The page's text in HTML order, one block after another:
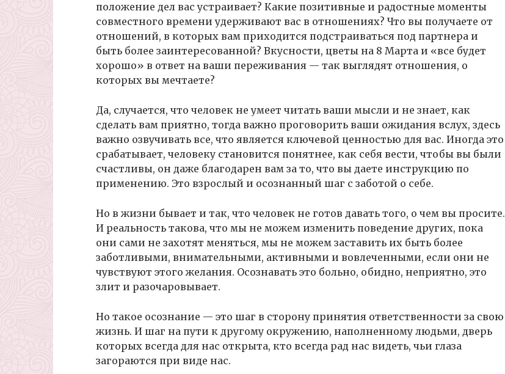
положение дел вас устраивает? Какие позитивные и радостные моменты
совместного времени удерживают вас в отношениях? Что вы получаете от
отношений, в которых вам приходится подстраиваться под партнера и
быть более заинтересованной? Вкусности, цветы на 8 Марта и «все будет
хорошо» в ответ на ваши переживания — так выглядят отношения, о
которых вы мечтаете?
Да, случается, что человек не умеет читать ваши мысли и не знает, как
сделать вам приятно, тогда важно проговорить ваши ожидания вслух, здесь
важно озвучивать все, что является ключевой ценностью для вас. Иногда это
срабатывает, человеку становится понятнее, как себя вести, чтобы вы были
счастливы, он даже благодарен вам за то, что вы даете инструкцию по
применению. Это взрослый и осознанный шаг с заботой о себе.
Но в жизни бывает и так, что человек не готов давать того, о чем вы просите.
И реальность такова, что мы не можем изменить поведение других, пока
они сами не захотят меняться, мы не можем заставить их быть более
заботливыми, внимательными, активными и вовлеченными, если они не
чувствуют этого желания. Осознавать это больно, обидно, неприятно, это
злит и разочаровывает.
Но такое осознание — это шаг в сторону принятия ответственности за свою
жизнь. И шаг на пути к другому окружению, наполненному людьми, дверь
которых всегда для нас открыта, кто всегда рад нас видеть, чьи глаза
загораются при виде нас.